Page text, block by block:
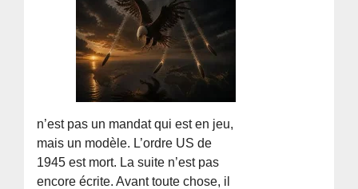
n’est pas un mandat qui est en jeu,
mais un modèle. L’ordre US de
1945 est mort. La suite n’est pas
encore écrite. Avant toute chose, il